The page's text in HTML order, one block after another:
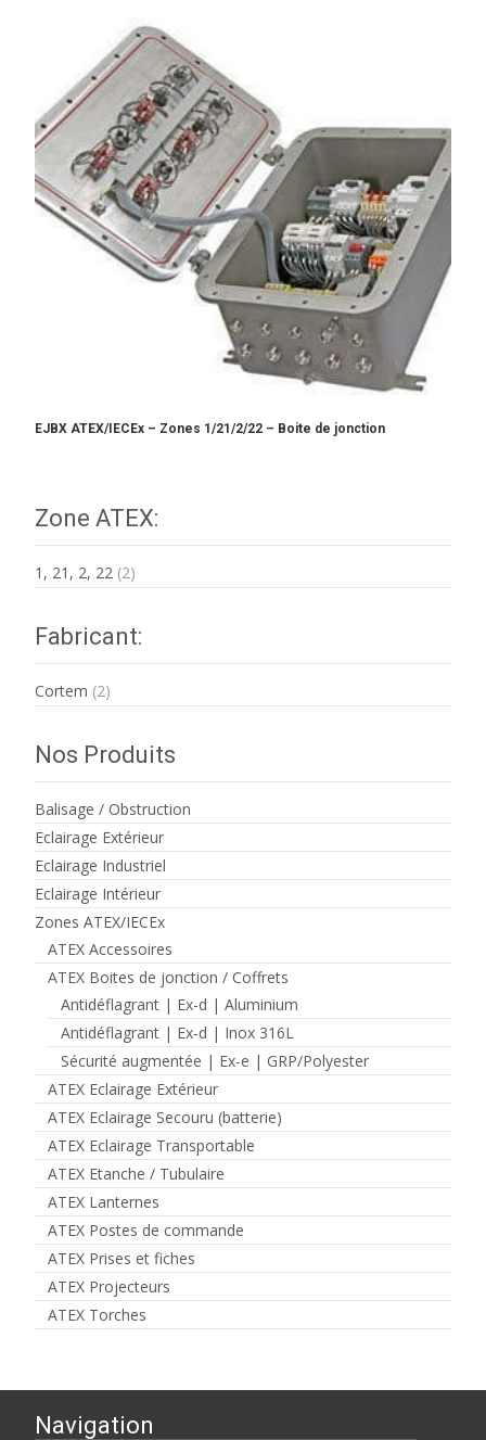
EJBX ATEX/IECEx – Zones 1/21/2/22 – Boite de jonction
Zone ATEX:
1, 21, 2, 22 (2)
Fabricant:
Cortem (2)
Nos Produits
Balisage / Obstruction
Eclairage Extérieur
Eclairage Industriel
Eclairage Intérieur
Zones ATEX/IECEx
ATEX Accessoires
ATEX Boites de jonction / Coffrets
Antidéflagrant | Ex-d | Aluminium
Antidéflagrant | Ex-d | Inox 316L
Sécurité augmentée | Ex-e | GRP/Polyester
ATEX Eclairage Extérieur
ATEX Eclairage Secouru (batterie)
ATEX Eclairage Transportable
ATEX Etanche / Tubulaire
ATEX Lanternes
ATEX Postes de commande
ATEX Prises et fiches
ATEX Projecteurs
ATEX Torches
Navigation